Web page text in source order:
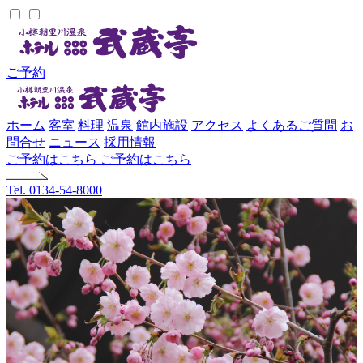
ご予約
ホーム 客室 料理 温泉 館内施設 アクセス よくあるご質問 お
問合せ ニュース 採用情報
ご予約はこちら ご予約はこちら
Tel. 0134-54-8000